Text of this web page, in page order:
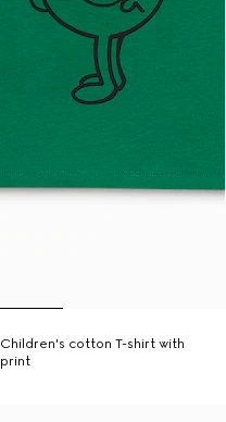
Children's cotton T-shirt with
print